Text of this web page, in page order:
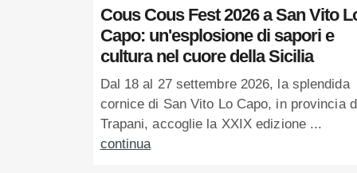
Cous Cous Fest 2026 a San Vito
Capo: un'esplosione di sapori e
cultura nel cuore della Sicilia
Dal 18 al 27 settembre 2026, la splendida
cornice di San Vito Lo Capo, in provincia
Trapani, accoglie la XXIX edizione ...
continua